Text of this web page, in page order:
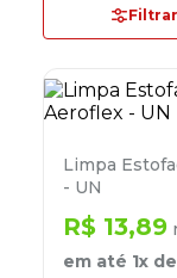
Filtrar
Limpa
- UN
R$ 13,89
em até 1x de
mala
5º pasta
desinfetante
º lapis
º marca texto